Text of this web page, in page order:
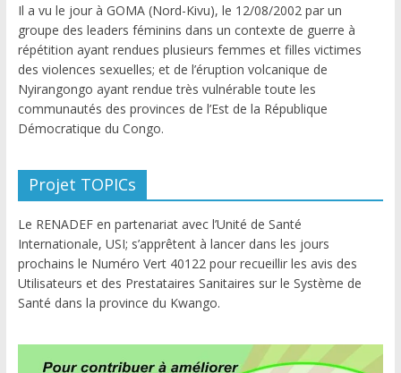
Il a vu le jour à GOMA (Nord-Kivu), le 12/08/2002 par un
groupe des leaders féminins dans un contexte de guerre à
répétition ayant rendues plusieurs femmes et filles victimes
des violences sexuelles; et de l’éruption volcanique de
Nyirangongo ayant rendue très vulnérable toute les
communautés des provinces de l’Est de la République
Démocratique du Congo.
Projet TOPICs
Le RENADEF en partenariat avec l’Unité de Santé
Internationale, USI; s’apprêtent à lancer dans les jours
prochains le Numéro Vert 40122 pour recueillir les avis des
Utilisateurs et des Prestataires Sanitaires sur le Système de
Santé dans la province du Kwango.